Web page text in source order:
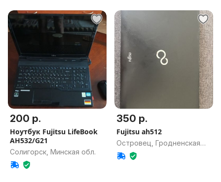
200 р.
Ноутбук Fujitsu LifeBook
AH532/G21
Солигорск, Минская обл.
350 р.
Fujitsu ah512
Островец, Гродненская
обл.